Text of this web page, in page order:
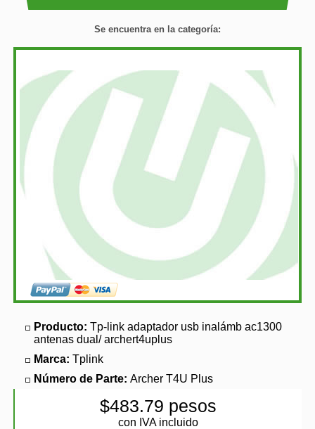
Se encuentra en la categoría:
Producto: Tp-link adaptador usb inalámb ac1300
antenas dual/ archert4uplus
Marca: Tplink
Número de Parte: Archer T4U Plus
$483.79 pesos
con IVA incluido